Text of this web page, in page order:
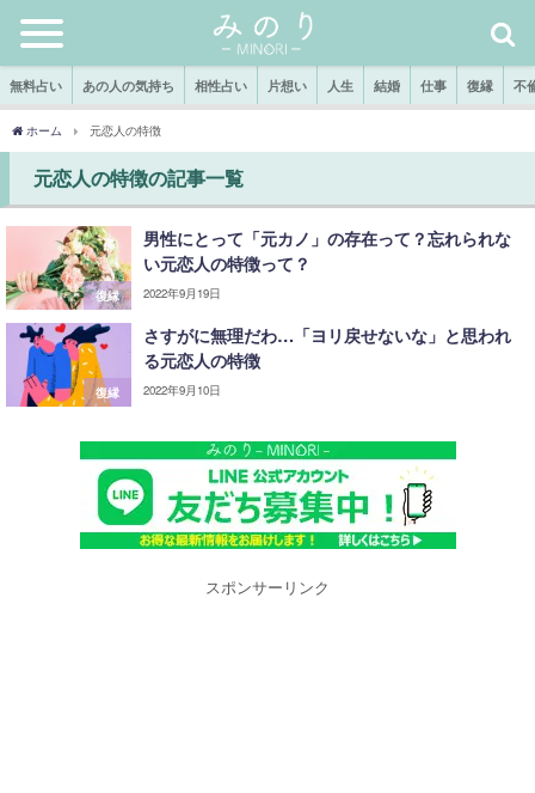
無料占い あの人の気持ち 相性占い 片想い 人生 結婚 仕事 復縁 不
ホーム 元恋人の特徴
元恋人の特徴の記事一覧
復縁
男性にとって「元カノ」の存在って？忘れられな
い元恋人の特徴って？
2022年9月19日
復縁
さすがに無理だわ…「ヨリ戻せないな」と思われ
る元恋人の特徴
2022年9月10日
スポンサーリンク